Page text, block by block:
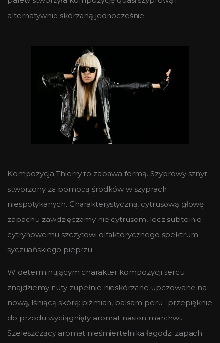
alternatywnie skórzaną jednocześnie.
Kompozycja Thierry to zabawa formą. Szyprowy sznyt
stworzony za pomocą środków w szyprach
niespotykanych. Charakterystyczną, cytrusową głowę
zapachu zawdzięczamy nie cytrusom, lecz subtelnie
cytrynowemu szczytowi olfaktorycznego spektrum
syczuańskiego pieprzu.
W determinującym charakter kompozycji sercu
znajdziemy nuty zupełnie nieskórzane upozowane na
nową, lśniącą skórę: piżmian, balsam peru i przepięknie
do przodu wyciągnięty aromat nasion marchwi.
Szeleszczący aromat nieśmiertelnika łagodzi zapach